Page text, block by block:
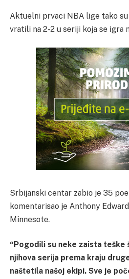
Aktuelni prvaci NBA lige tako
vratili na 2-2 u seriji koja se igra
Srbijanski centar zabio je 35
komentarisao je Anthony
Minnesote.
“Pogodili su neke zaista teške
njihova serija prema kraju
naštetila našoj ekipi. Sve je